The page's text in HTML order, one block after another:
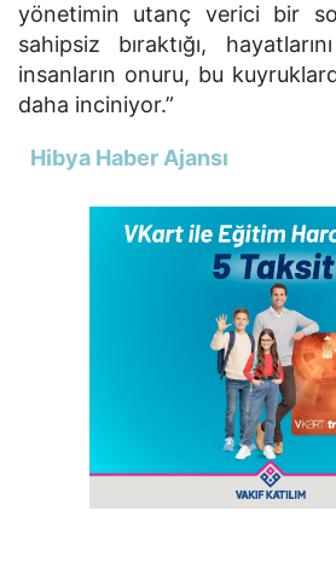
yönetimin utanç verici bir
sahipsiz bıraktığı,
insanların onuru, bu
daha inciniyor.”
Hibya Haber Ajansı